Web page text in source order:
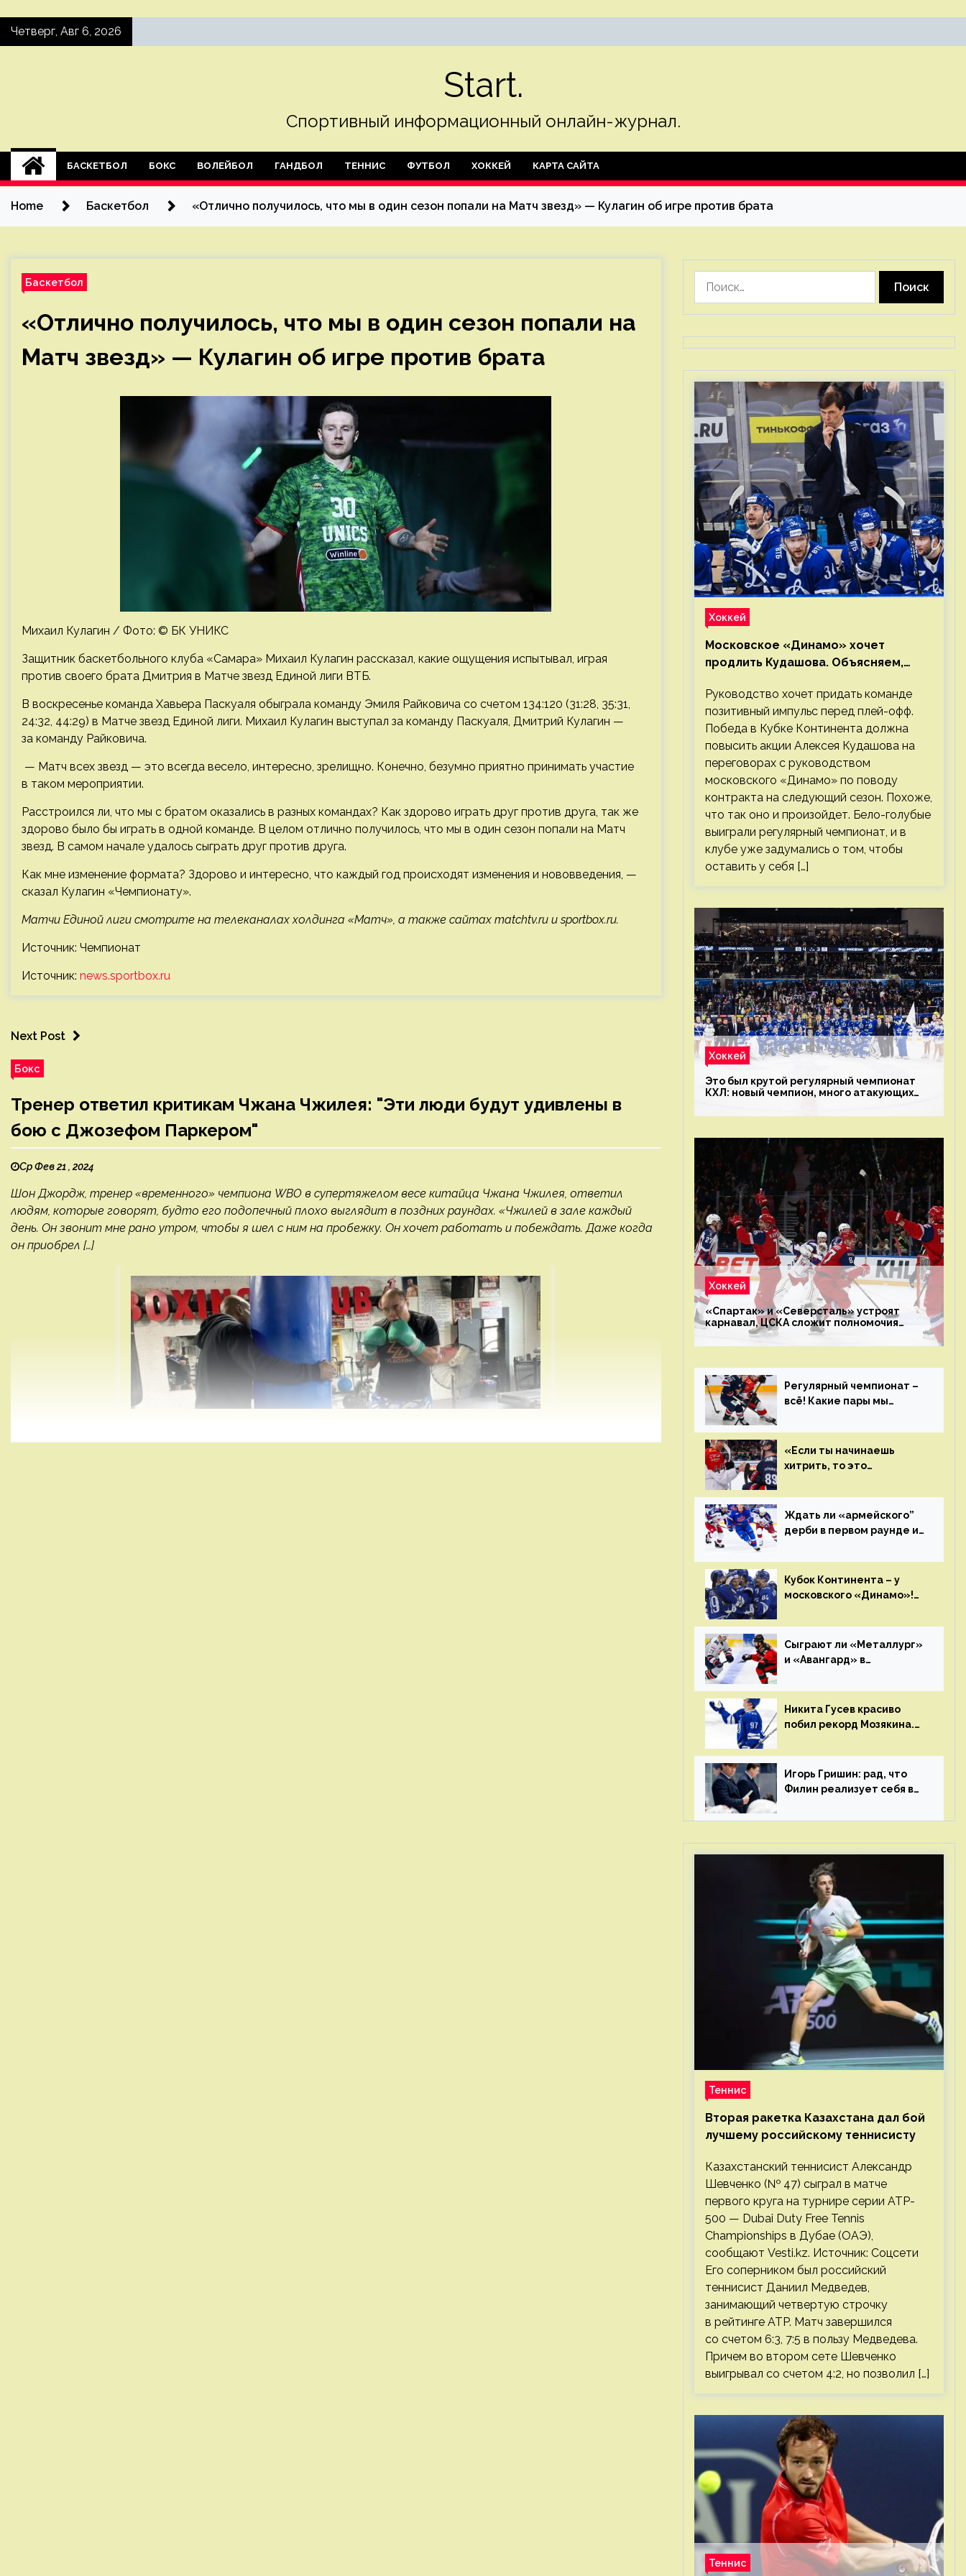
SkipЧетверг, Авг 6, 2026
Start.
Спортивный информационный онлайн-журнал.
БАСКЕТБОЛ БОКС ВОЛЕЙБОЛ ГАНДБОЛ ТЕННИС ФУТБОЛ ХОККЕЙ КАРТА САЙТА
Home Баскетбол «Отлично получилось, что мы в один сезон попали на Матч звезд» — Кулагин об игре против брата
Баскетбол
«Отлично получилось, что мы в один сезон попали на
Матч звезд» — Кулагин об игре против брата
Михаил Кулагин / Фото: © БК УНИКС
Защитник баскетбольного клуба «Самара» Михаил Кулагин рассказал, какие ощущения испытывал, играя
против своего брата Дмитрия в Матче звезд Единой лиги ВТБ.
В воскресенье команда Хавьера Паскуаля обыграла команду Эмиля Райковича со счетом 134:120 (31:28, 35:31,
24:32, 44:29) в Матче звезд Единой лиги. Михаил Кулагин выступал за команду Паскуаля, Дмитрий Кулагин —
за команду Райковича.
— Матч всех звезд — это всегда весело, интересно, зрелищно. Конечно, безумно приятно принимать участие
в таком мероприятии.
Расстроился ли, что мы с братом оказались в разных командах? Как здорово играть друг против друга, так же
здорово было бы играть в одной команде. В целом отлично получилось, что мы в один сезон попали на Матч
звезд. В самом начале удалось сыграть друг против друга.
Как мне изменение формата? Здорово и интересно, что каждый год происходят изменения и нововведения, —
сказал Кулагин «Чемпионату».
Матчи Единой лиги смотрите на телеканалах холдинга «Матч», а также сайтах matchtv.ru и sportbox.ru.
Источник: Чемпионат
Источник: news.sportbox.ru
Next Post
Бокс
Тренер ответил критикам Чжана Чжилея: "Эти люди будут удивлены в
бою с Джозефом Паркером"
Ср Фев 21 , 2024
Шон Джордж, тренер «временного» чемпиона WBO в супертяжелом весе китайца Чжана Чжилея, ответил
людям, которые говорят, будто его подопечный плохо выглядит в поздних раундах. «Чжилей в зале каждый
день. Он звонит мне рано утром, чтобы я шел с ним на пробежку. Он хочет работать и побеждать. Даже когда
он приобрел […]
Хоккей
Московское «Динамо» хочет
продлить Кудашова. Объясняем,
Руководство хочет придать команде
позитивный импульс перед плей-офф.
Победа в Кубке Континента должна
повысить акции Алексея Кудашова на
переговорах с руководством
московского «Динамо» по поводу
контракта на следующий сезон. Похоже,
что так оно и произойдет. Бело-голубые
выиграли регулярный чемпионат, и в
клубе уже задумались о том, чтобы
оставить у себя […]
Хоккей
Это был крутой регулярный чемпионат
КХЛ: новый чемпион, много атакующих
Хоккей
«Спартак» и «Северсталь» устроят
карнавал, ЦСКА сложит полномочия
чемпиона. Превью первого раунда плей-
офф на Западе
Регулярный чемпионат –
всё! Какие пары мы
«Если ты начинаешь
хитрить, то это
бумерангом»
Ждать ли «армейского”
дерби в первом раунде и
Главные интриги
последнего дня
«регулярки” КХЛ
Кубок Континента – у
московского «Динамо»!
за один сезон
Сыграют ли «Металлург»
и «Авангард» в
Никита Гусев красиво
побил рекорд Мозякина.
у Никиты еще много
Игорь Гришин: рад, что
Филин реализует себя в
что не стали загонять его
Теннис
Вторая ракетка Казахстана дал бой
лучшему российскому теннисисту
Казахстанский теннисист Александр
Шевченко (№ 47) сыграл в матче
первого круга на турнире серии ATP-
500 — Dubai Duty Free Tennis
Championships в Дубае (ОАЭ),
сообщают Vesti.kz. Источник: Соцсети
Его соперником был российский
теннисист Даниил Медведев,
занимающий четвертую строчку
в рейтинге ATP. Матч завершился
со счетом 6:3, 7:5 в пользу Медведева.
Причем во втором сете Шевченко
выигрывал со счетом 4:2, но позволил […]
Теннис